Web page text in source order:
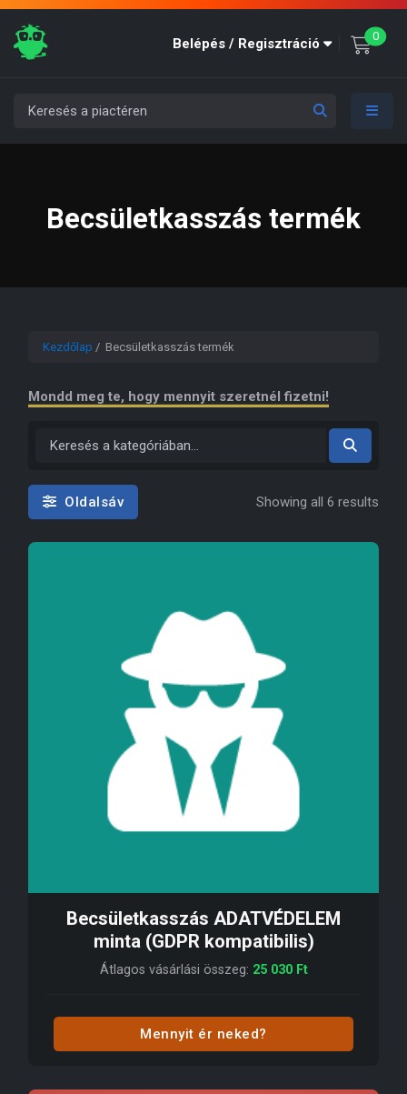
Belépés / Regisztráció 0
Becsületkasszás termék
Kezdőlap / Becsületkasszás termék
Mondd meg te, hogy mennyit szeretnél fizetni!
Oldalsáv Showing all 6 results
Becsületkasszás ADATVÉDELEM
minta (GDPR kompatibilis)
Átlagos vásárlási összeg: 25 030 Ft
Mennyit ér neked?